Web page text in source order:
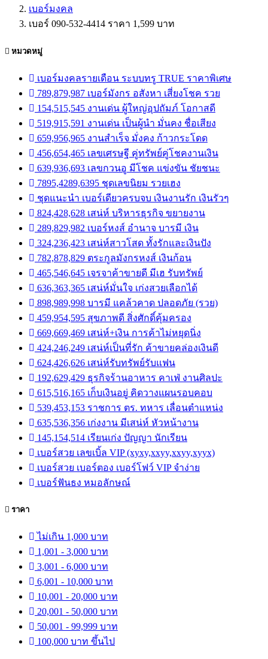
เบอร์มงคล
เบอร์ 090-532-4414 ราคา 1,599 บาท
หมวดหมู่
เบอร์มงคลรายเดือน ระบบทรู TRUE ราคาพิเศษ
789,879,987 เบอร์มังกร อสังหา เสี่ยงโชค รวย
154,515,545 งานเด่น ผู้ใหญ่อุปถัมภ์ โอกาสดี
519,915,591 งานเด่น เป็นผู้นำ มั่นคง ชื่อเสียง
659,956,965 งานสำเร็จ มั่งคง ก้าวกระโดด
456,654,465 เลขเศรษฐี คู่ทรัพย์คู่โชคงานเงิน
639,936,693 เลขกวนอู มีโชค แข่งขัน ชัยชนะ
7895,4289,6395 ชุดเลขนิยม รวยเฮง
ชุดแนะนำ เบอร์เดียวครบจบ เงินงานรัก เงินรัวๆ
824,428,628 เสน่ห์ บริหารธุรกิจ ขยายงาน
289,829,982 เบอร์หงส์ อำนาจ บารมี เงิน
324,236,423 เสน่ห์สาวโสด ทั้งรักและเงินปัง
782,878,829 ตระกูลมังกรหงส์ เงินก้อน
465,546,645 เจรจาค้าขายดี มีเฮ รับทรัพย์
636,363,365 เสน่ห์มั่นใจ เก่งสวยเลือกได้
898,989,998 บารมี แคล้วคาด ปลอดภัย (รวย)
459,954,595 สุขภาพดี สิ่งศักดิ์คุ้มครอง
669,669,469 เสน่ห์+เงิน การค้าไม่หยุดนิ่ง
424,246,249 เสน่ห์เป็นที่รัก ค้าขายคล่องเงินดี
624,426,626 เสน่ห์รับทรัพย์รับแฟน
192,629,429 ธุรกิจร้านอาหาร คาเฟ่ งานศิลปะ
615,516,165 เก็บเงินอยู่ คิดวางแผนรอบคอบ
539,453,153 ราชการ ตร. ทหาร เลื่อนตำแหน่ง
635,536,356 เก่งงาน มีเสน่ห์ หัวหน้างาน
145,154,514 เรียนเก่ง ปัญญา นักเรียน
เบอร์สวย เลขเบิ้ล VIP (xyxy,xxyy,xxyy,xyyx)
เบอร์สวย เบอร์ตอง เบอร์โฟว์ VIP จำง่าย
เบอร์ฟันธง หมอลักษณ์
ราคา
ไม่เกิน 1,000 บาท
1,001 - 3,000 บาท
3,001 - 6,000 บาท
6,001 - 10,000 บาท
10,001 - 20,000 บาท
20,001 - 50,000 บาท
50,001 - 99,999 บาท
100,000 บาท ขึ้นไป